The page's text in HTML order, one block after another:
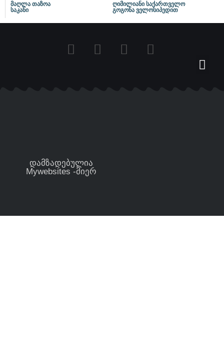
მაღლა თაზოა
ღიმილიანი საქართველო
საკანი
გოგონა ველოსიპედით
დამზადებულია
Mywebsites -მიერ